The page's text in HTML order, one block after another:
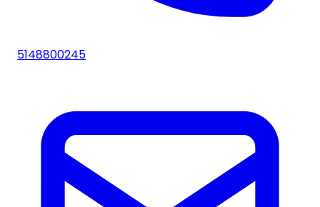
5148800245